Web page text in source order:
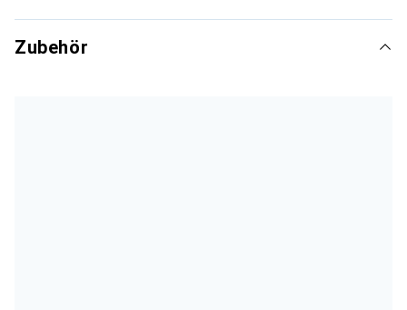
Zubehör